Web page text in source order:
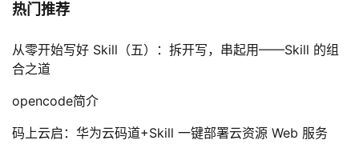
热门推荐
从零开始写好 Skill（五）：拆开写，串起用——Skill 的组
合之道
opencode简介
码上云启：华为云码道+Skill 一键部署云资源 Web 服务